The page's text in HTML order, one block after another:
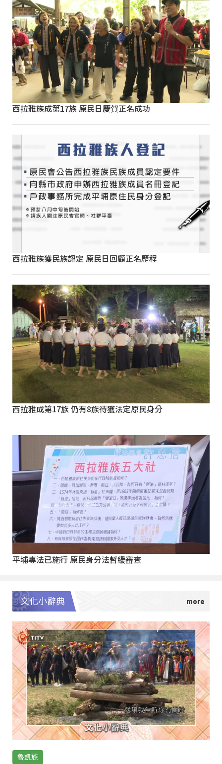
西拉雅族成第17族 原民日慶賀正名成功
西拉雅族獲民族認定 原民日回顧正名歷程
西拉雅成第17族 仍有8族待獲法定原民身分
平埔專法已施行 原民身分法暫緩審查
文化小辭典
魯凱族